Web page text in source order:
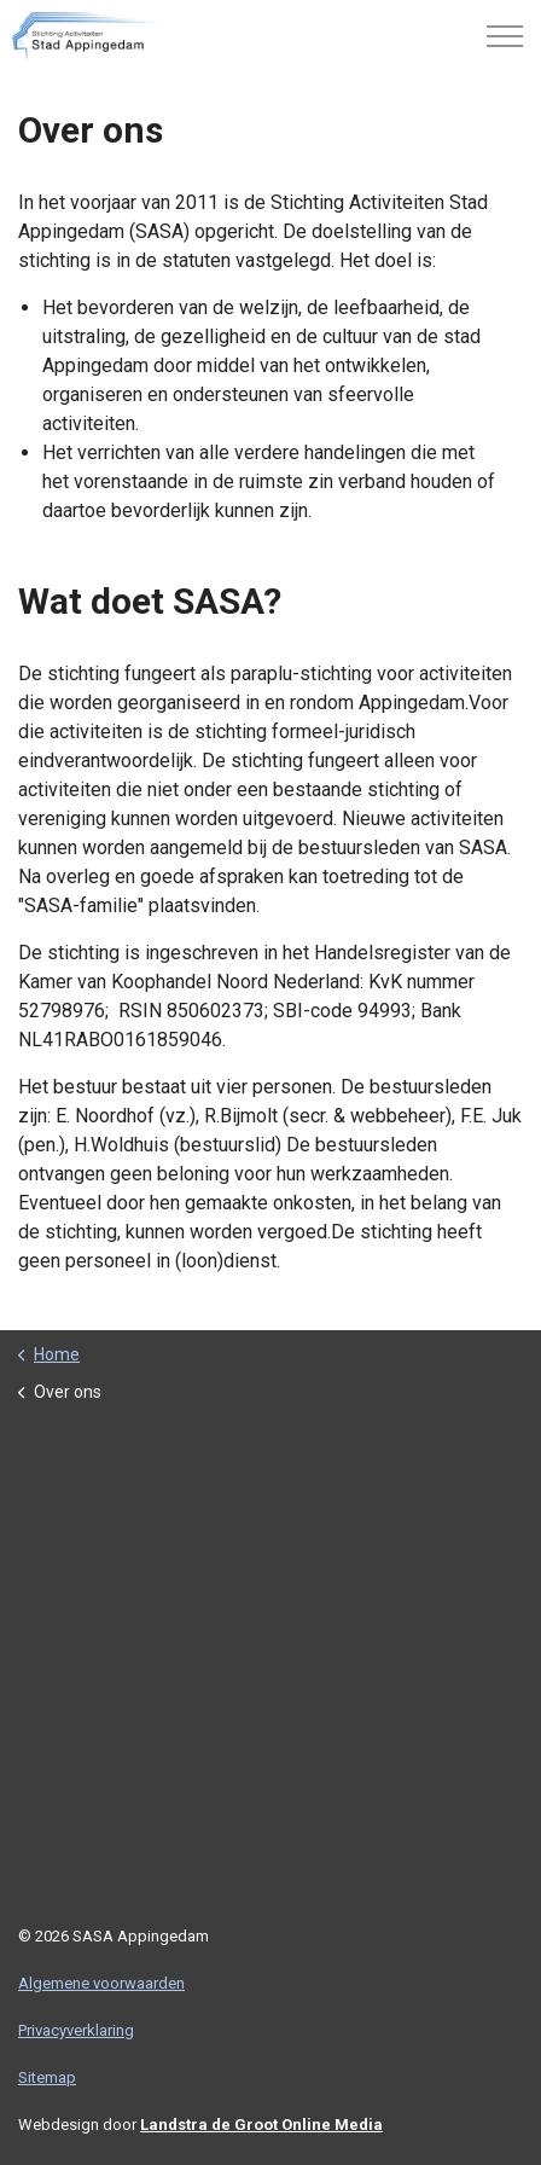
Over ons
In het voorjaar van 2011 is de Stichting Activiteiten Stad
Appingedam (SASA) opgericht. De doelstelling van de
stichting is in de statuten vastgelegd. Het doel is:
Het bevorderen van de welzijn, de leefbaarheid, de
uitstraling, de gezelligheid en de cultuur van de stad
Appingedam door middel van het ontwikkelen,
organiseren en ondersteunen van sfeervolle
activiteiten.
Het verrichten van alle verdere handelingen die met
het vorenstaande in de ruimste zin verband houden of
daartoe bevorderlijk kunnen zijn.
Wat doet SASA?
De stichting fungeert als paraplu-stichting voor activiteiten
die worden georganiseerd in en rondom Appingedam.Voor
die activiteiten is de stichting formeel-juridisch
eindverantwoordelijk. De stichting fungeert alleen voor
activiteiten die niet onder een bestaande stichting of
vereniging kunnen worden uitgevoerd. Nieuwe activiteiten
kunnen worden aangemeld bij de bestuursleden van SASA.
Na overleg en goede afspraken kan toetreding tot de
"SASA-familie" plaatsvinden.
De stichting is ingeschreven in het Handelsregister van de
Kamer van Koophandel Noord Nederland: KvK nummer
52798976; RSIN 850602373; SBI-code 94993; Bank
NL41RABO0161859046.
Het bestuur bestaat uit vier personen. De bestuursleden
zijn: E. Noordhof (vz.), R.Bijmolt (secr. & webbeheer), F.E. Juk
(pen.), H.Woldhuis (bestuurslid) De bestuursleden
ontvangen geen beloning voor hun werkzaamheden.
Eventueel door hen gemaakte onkosten, in het belang van
de stichting, kunnen worden vergoed.De stichting heeft
geen personeel in (loon)dienst.
Home
Over ons
© 2026 SASA Appingedam
Algemene voorwaarden
Privacyverklaring
Sitemap
Webdesign door Landstra de Groot Online Media